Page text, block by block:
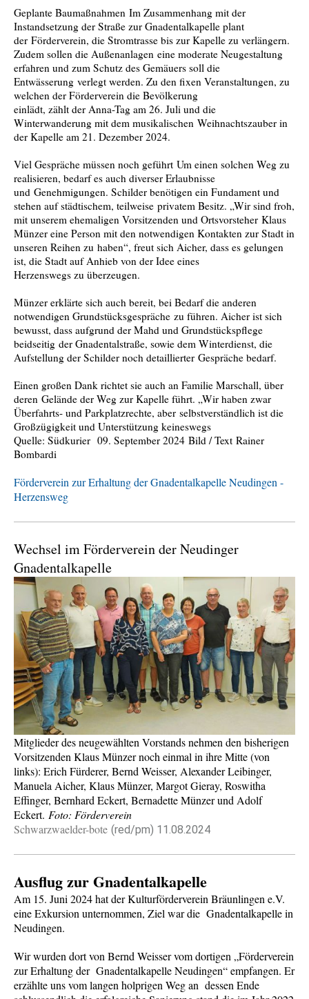
Geplante Baumaßnahmen Im Zusammenhang mit der
Instandsetzung der Straße zur Gnadentalkapelle plant
der Förderverein, die Stromtrasse bis zur Kapelle zu verlängern.
Zudem sollen die Außenanlagen eine moderate Neugestaltung
erfahren und zum Schutz des Gemäuers soll die
Entwässerung verlegt werden. Zu den fixen Veranstaltungen, zu
welchen der Förderverein die Bevölkerung
einlädt, zählt der Anna-Tag am 26. Juli und die
Winterwanderung mit dem musikalischen Weihnachtszauber in
der Kapelle am 21. Dezember 2024.
Viel Gespräche müssen noch geführt Um einen solchen Weg zu
realisieren, bedarf es auch diverser Erlaubnisse
und Genehmigungen. Schilder benötigen ein Fundament und
stehen auf städtischem, teilweise privatem Besitz. „Wir sind froh,
mit unserem ehemaligen Vorsitzenden und Ortsvorsteher Klaus
Münzer eine Person mit den notwendigen Kontakten zur Stadt in
unseren Reihen zu haben“, freut sich Aicher, dass es gelungen
ist, die Stadt auf Anhieb von der Idee eines
Herzenswegs zu überzeugen.
Münzer erklärte sich auch bereit, bei Bedarf die anderen
notwendigen Grundstücksgespräche zu führen. Aicher ist sich
bewusst, dass aufgrund der Mahd und Grundstückspflege
beidseitig der Gnadentalstraße, sowie dem Winterdienst, die
Aufstellung der Schilder noch detaillierter Gespräche bedarf.
Einen großen Dank richtet sie auch an Familie Marschall, über
deren Gelände der Weg zur Kapelle führt. „Wir haben zwar
Überfahrts- und Parkplatzrechte, aber selbstverständlich ist die
Großzügigkeit und Unterstützung keineswegs
Quelle: Südkurier 09. September 2024 Bild / Text Rainer
Bombardi
Förderverein zur Erhaltung der Gnadentalkapelle Neudingen -
Herzensweg
Wechsel im Förderverein der Neudinger
Gnadentalkapelle
Mitglieder des neugewählten Vorstands nehmen den bisherigen
Vorsitzenden Klaus Münzer noch einmal in ihre Mitte (von
links): Erich Fürderer, Bernd Weisser, Alexander Leibinger,
Manuela Aicher, Klaus Münzer, Margot Gieray, Roswitha
Effinger, Bernhard Eckert, Bernadette Münzer und Adolf
Eckert. Foto: Förderverein
Schwarzwaelder-bote (red/pm) 11.08.2024
Ausflug zur Gnadentalkapelle
Am 15. Juni 2024 hat der Kulturförderverein Bräunlingen e.V.
eine Exkursion unternommen, Ziel war die Gnadentalkapelle in
Neudingen.
Wir wurden dort von Bernd Weisser vom dortigen „Förderverein
zur Erhaltung der Gnadentalkapelle Neudingen“ empfangen. Er
erzählte uns vom langen holprigen Weg an dessen Ende